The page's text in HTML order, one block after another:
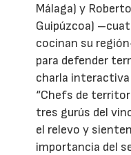
Málaga) y
Guipúzcoa)
cocinan su
para defender
charla
“Chefs de
tres gurús del
el relevo y
importancia del